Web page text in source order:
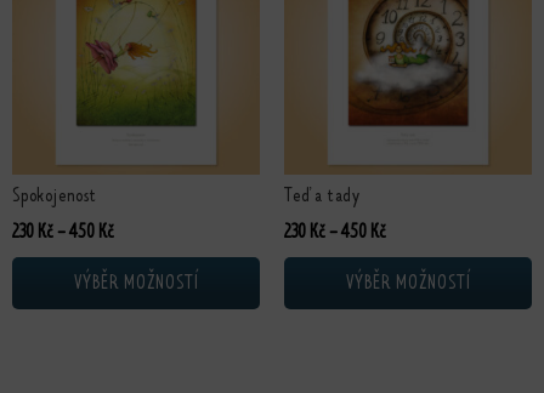
Spokojenost
230 Kč –450 KčRozpětí cen: 230 Kč až 450 Kč
VÝBĚR MOŽNOSTÍ
Teď a tady
230 Kč –450 KčRozpětí cen: 230 Kč až
VÝBĚR MOŽNOSTÍ